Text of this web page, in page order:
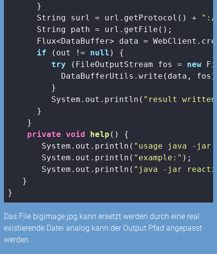
      }
      String surl = url.getProtocol() +
      String path = url.getFile();
Flux<DataBuffer> data =
if (out != null ) {
try (FileOutputStream fos = new
DataBufferUtils.write(data,
         }
         System.out.println(
"result
      }
    }
private void help ()
{
       System.out.println(
"usage java -jar
       System.out.println(
"example:" );
       System.out.println(
"java -jar
   }
Das File bigimage.jpg kann ersetzt werden durch eine real
existierende Datei analog kann der Output Pfad angepasst
werden.